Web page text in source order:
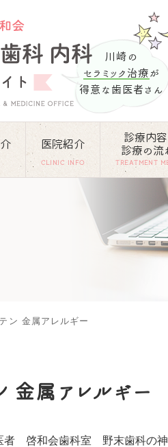
川崎の
セラミック治療 が
得意な歯医者さん
医院紹介
CLINIC INFO
診療内
診療の流
TREATMENT
ン 金属アレルギー
金属アレルギー
啓和会歯科室 野末歯科の神